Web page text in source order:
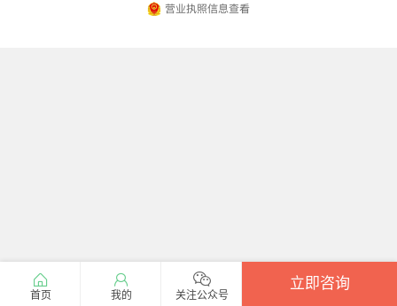
首页 我的 关注公众号
立即咨询